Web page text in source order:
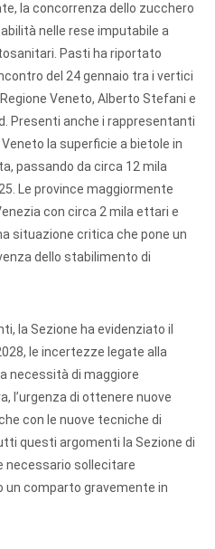
la concorrenza dello zucchero
nelle rese imputabile a
Pasti ha riportato
del 24 gennaio tra i vertici
Veneto, Alberto Stefani e
Presenti anche i rappresentanti
la superficie a bietole in
passando da circa 12 mila
Le province maggiormente
con circa 2 mila ettari e
situazione critica che pone un
dello stabilimento di
la Sezione ha evidenziato il
le incertezze legate alla
necessità di maggiore
l’urgenza di ottenere nuove
con le nuove tecniche di
questi argomenti la Sezione di
necessario sollecitare
un comparto gravemente in